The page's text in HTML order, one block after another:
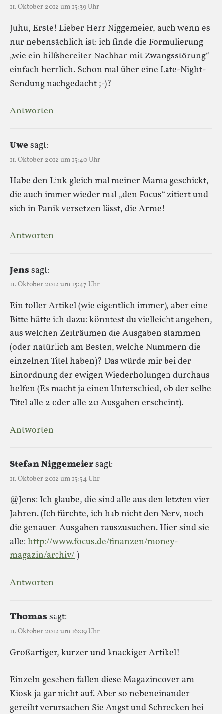
11. Oktober 2012 um 15:39 Uhr
Juhu, Erste! Lieber Herr Niggemeier, auch wenn es
nur nebensächlich ist: ich finde die Formulierung
„wie ein hilfsbereiter Nachbar mit Zwangsstörung“
einfach herrlich. Schon mal über eine Late-Night-
Sendung nachgedacht ;-)?
Antworten
Uwesagt:
11. Oktober 2012 um 15:40 Uhr
Habe den Link gleich mal meiner Mama geschickt,
die auch immer wieder mal „den Focus“ zitiert und
sich in Panik versetzen lässt, die Arme!
Antworten
Jenssagt:
11. Oktober 2012 um 15:47 Uhr
Ein toller Artikel (wie eigentlich immer), aber eine
Bitte hätte ich dazu: könntest du vielleicht angeben,
aus welchen Zeiträumen die Ausgaben stammen
(oder natürlich am Besten, welche Nummern die
einzelnen Titel haben)? Das würde mir bei der
Einordnung der ewigen Wiederholungen durchaus
helfen (Es macht ja einen Unterschied, ob der selbe
Titel alle 2 oder alle 20 Ausgaben erscheint).
Antworten
Stefan Niggemeiersagt:
11. Oktober 2012 um 15:54 Uhr
@Jens: Ich glaube, die sind alle aus den letzten vier
Jahren. (Ich fürchte, ich hab nicht den Nerv, noch
die genauen Ausgaben rauszusuchen. Hier sind sie
alle: http://www.focus.de/finanzen/money-
magazin/archiv/ )
Antworten
Thomassagt:
11. Oktober 2012 um 16:09 Uhr
Großartiger, kurzer und knackiger Artikel!
Einzeln gesehen fallen diese Magazincover am
Kiosk ja gar nicht auf. Aber so nebeneinander
gereiht verursachen Sie Angst und Schrecken bei